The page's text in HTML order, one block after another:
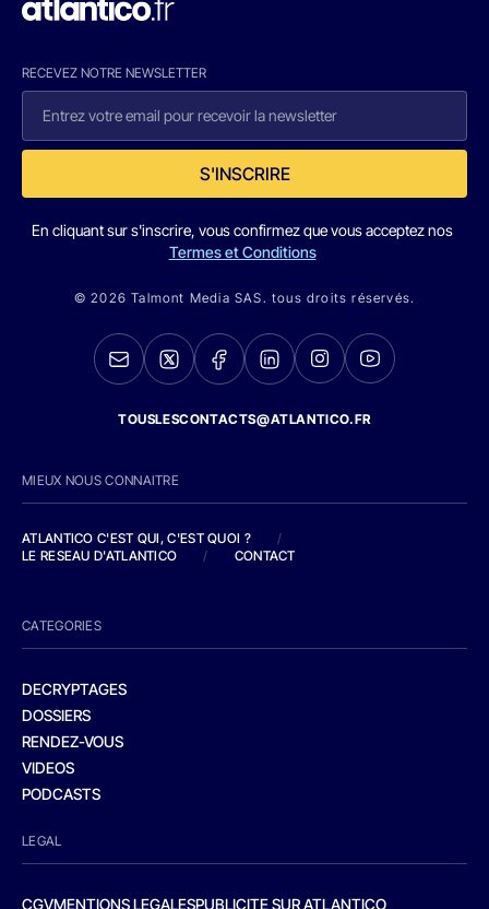
RECEVEZ NOTRE NEWSLETTER
S'INSCRIRE
En cliquant sur s'inscrire, vous confirmez que vous acceptez nos
Termes et Conditions
© 2026 Talmont Media SAS. tous droits réservés.
TOUSLESCONTACTS@ATLANTICO.FR
MIEUX NOUS CONNAITRE
ATLANTICO C'EST QUI, C'EST QUOI ?
/
LE RESEAU D'ATLANTICO
/ CONTACT
CATEGORIES
DECRYPTAGES
DOSSIERS
RENDEZ-VOUS
VIDEOS
PODCASTS
LEGAL
CGVMENTIONS LEGALESPUBLICITE SUR ATLANTICO